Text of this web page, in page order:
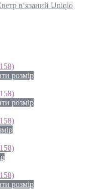
в‘язаний Uniqlo
розмір
розмір
розмір